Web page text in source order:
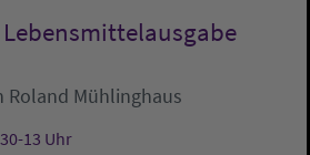
Lebensmittelausgabe
Roland Mühlinghaus
13 Uhr